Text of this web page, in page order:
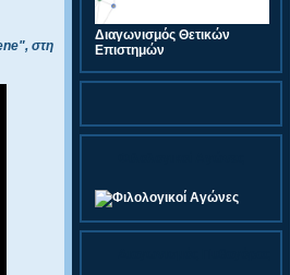
στη
Διαγωνισμός Θετικών
Επιστημών